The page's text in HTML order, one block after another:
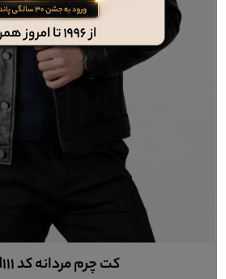
کفش چرم مردانه اسپرت کد ME40104